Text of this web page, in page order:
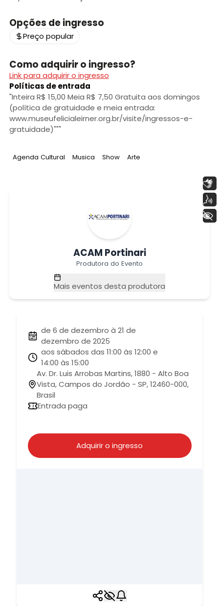
Opções de ingresso
Preço popular
Como adquirir o ingresso?
Link para adquirir o ingresso
Políticas de entrada
"Inteira R$ 15,00 Meia R$ 7,50 Gratuita aos domingos
(política de gratuidade e meia entrada:
www.museufelicialeirner.org.br/visite/ingressos-e-
gratuidade)"""
Tag:
Agenda Cultural Tag:
Musica Tag:
Show Tag:
Arte
ACAM Portinari
Produtora do Evento
Mais eventos desta produtora
de 6 de dezembro à 21 de
dezembro de 2025
aos sábados das 11:00 às 12:00 e
14:00 às 15:00
Av. Dr. Luis Arrobas Martins, 1880 - Alto Boa
Vista, Campos do Jordão - SP, 12460-000,
Brasil
Entrada paga
Adquirir o ingresso
+ Acessibilidade